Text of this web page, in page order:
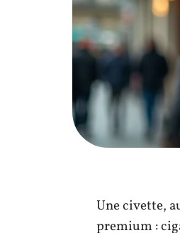
Une civette,
premium :